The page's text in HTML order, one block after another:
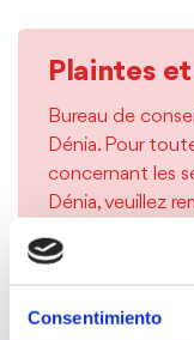
Consentimiento
Plaintes
Bureau de
Dénia. Pour
concernant les
Dénia, veuillez